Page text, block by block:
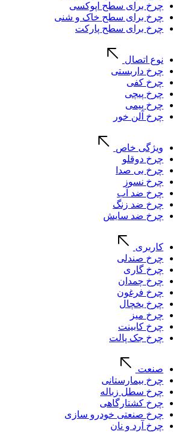
چرخ برای سطح اپوکسی
چرخ برای سطح خاک و شنی
چرخ برای سطح پارکت
نوع اتصال
چرخ داربستی
چرخ کفی
چرخ پیچی
چرخ پیمی
چرخ آلن خور
ویژگی خاص
چرخ دوقلو
چرخ بی صدا
چرخ نسوز
چرخ ضد آب
چرخ ضد زنگ
چرخ ضد سایش
کاربری
چرخ صندلی
چرخ گاری
چرخ چمدان
چرخ فرغون
چرخ یخچال
چرخ میز
چرخ کابینت
چرخ جک پالت
صنعت
چرخ بیمارستانی
چرخ سطل زباله
چرخ کشتارگاهی
چرخ صنعتی خودرو سازی
چرخ آرد و نان